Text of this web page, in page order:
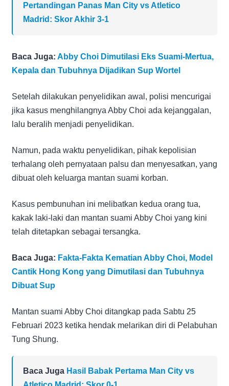
Pertandingan Panas Man City vs Atletico
Madrid: Skor Akhir 3-1
Baca Juga: Abby Choi Dimutilasi Eks Suami-Mertua,
Kepala dan Tubuhnya Dijadikan Sup Wortel
Setelah dilakukan penyelidikan awal, polisi mencurigai
jika kasus menghilangnya Abby Choi ada kejanggalan,
lalu beralih menjadi penyelidikan.
Namun, pada waktu penyelidikan, pihak kepolisian
terhalang oleh pernyataan palsu dan menyesatkan, yang
dibuat oleh keluarga mantan suami korban.
Kasus pembunuhan ini melibatkan kedua orang tua,
kakak laki-laki dan mantan suami Abby Choi yang kini
telah ditetapkan sebagai tersangka.
Baca Juga: Fakta-Fakta Kematian Abby Choi, Model
Cantik Hong Kong yang Dimutilasi dan Tubuhnya
Dibuat Sup
Mantan suami Abby Choi ditangkap pada Sabtu 25
Februari 2023 ketika hendak melarikan diri di Pelabuhan
Tung Shung.
Baca Juga Hasil Babak Pertama Man City vs